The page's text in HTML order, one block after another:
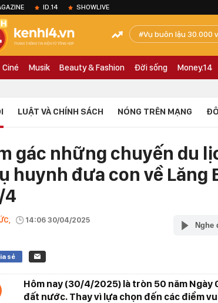
ID.14 SHOWLIVE
Vụ buôn lậu 30.000
Ciné Musik Beauty & Fashion Đời sống Money.14
LUẬT VÀ CHÍNH SÁCH NÓNG TRÊN MẠNG
gác những chuyến du
huynh đưa con về Lăng
4
14:06 30/04/2025
Nghe
sẻ
Hôm nay (30/4/2025) là tròn 50 năm Ngày
đất nước. Thay vì lựa chọn đến các điểm